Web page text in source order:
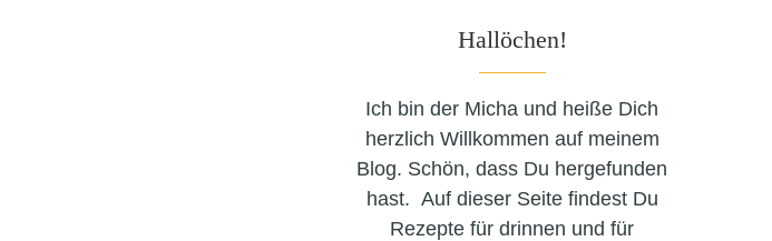
Hallöchen!
Ich bin der Micha und heiße Dich
herzlich Willkommen auf meinem
Blog. Schön, dass Du hergefunden
hast. Auf dieser Seite findest Du
Rezepte für drinnen und für